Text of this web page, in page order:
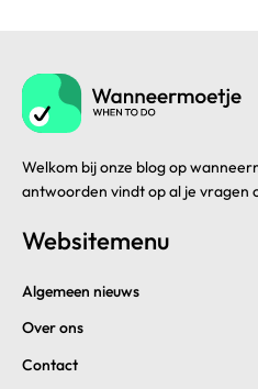
Welkom bij onze blog op
antwoorden vindt op al je vragen
Websitemenu
Algemeen nieuws
Over ons
Contact